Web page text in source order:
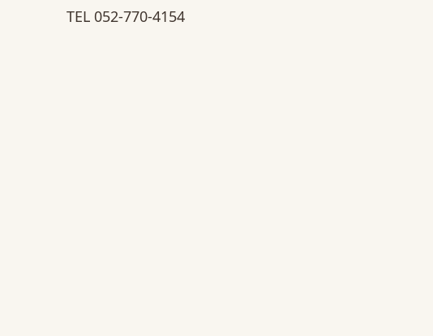
TEL 052-770-4154